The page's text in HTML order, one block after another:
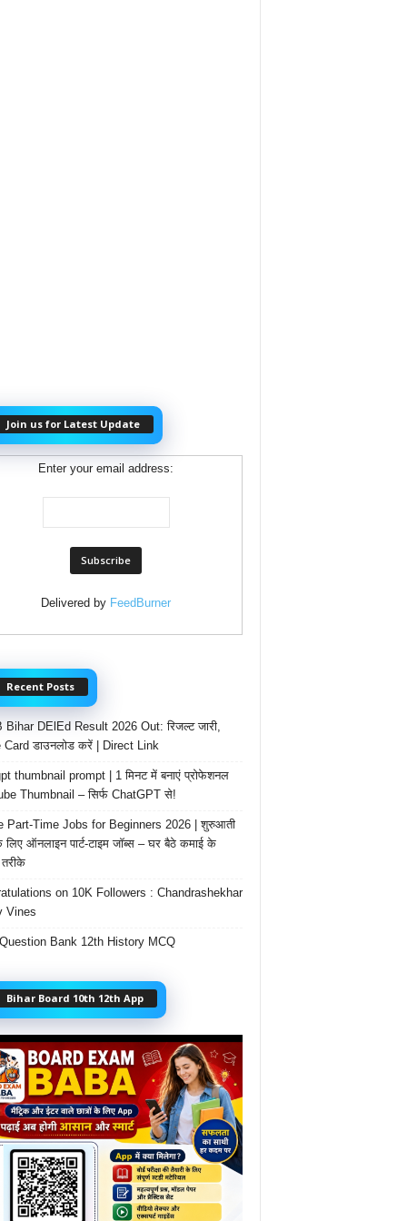
Join us for Latest Update
Enter your email address:
Delivered by FeedBurner
Recent Posts
Bihar DElEd Result 2026 Out: रिजल्ट जारी,
Card डाउनलोड करें | Direct Link
thumbnail prompt | 1 मिनट में बनाएं प्रोफेशनल
Thumbnail – सिर्फ ChatGPT से!
Part-Time Jobs for Beginners 2026 | शुरुआती
लिए ऑनलाइन पार्ट-टाइम जॉब्स – घर बैठे कमाई के
on 10K Followers : Chandrashekhar
Vines
Bank 12th History MCQ
Bihar Board 10th 12th App